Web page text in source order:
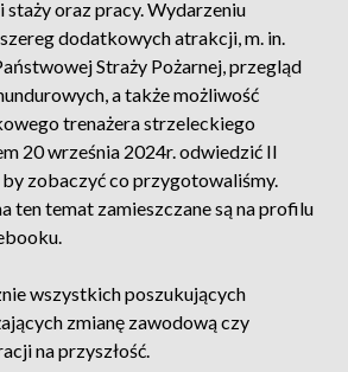
oraz pracy. Wydarzeniu
dodatkowych atrakcji, m. in.
Straży Pożarnej, przegląd
a także możliwość
trenażera strzeleckiego
20 września 2024r. odwiedzić II
zobaczyć co przygotowaliśmy.
ten temat zamieszczane są na profilu
wszystkich poszukujących
zmianę zawodową czy
na przyszłość.